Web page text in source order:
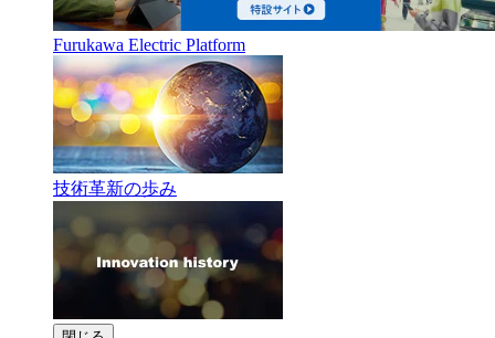
Furukawa Electric Platform
技術革新の歩み